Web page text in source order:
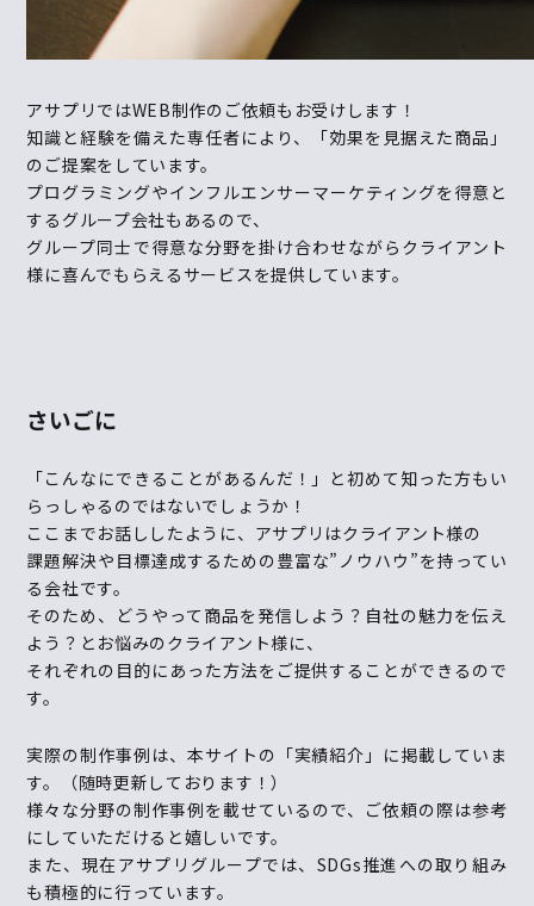
アサプリではWEB制作のご依頼もお受けします！
知識と経験を備えた専任者により、「効果を見据えた商品」
のご提案をしています。
プログラミングやインフルエンサーマーケティングを得意と
するグループ会社もあるので、
グループ同士で得意な分野を掛け合わせながらクライアント
様に喜んでもらえるサービスを提供しています。
さいごに
「こんなにできることがあるんだ！」と初めて知った方もい
らっしゃるのではないでしょうか！
ここまでお話ししたように、アサプリはクライアント様の
課題解決や目標達成するための豊富な”ノウハウ”を持ってい
る会社です。
そのため、どうやって商品を発信しよう？自社の魅力を伝え
よう？とお悩みのクライアント様に、
それぞれの目的にあった方法をご提供することができるので
す。
実際の制作事例は、本サイトの「実績紹介 」に掲載していま
す。（随時更新しております！）
様々な分野の制作事例を載せているので、ご依頼の際は参考
にしていただけると嬉しいです。
また、現在アサプリグループでは、 SDGs推進への取り組み
も積極的に行っています。